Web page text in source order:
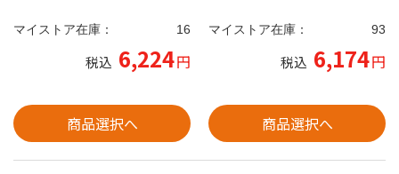
マイストア在庫： 16
税込 6,224円
商品選択へ
マイストア在庫： 93
税込 6,174円
商品選択へ